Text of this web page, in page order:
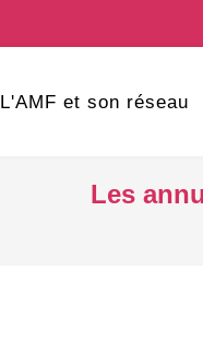
L'AMF et son réseau
Les